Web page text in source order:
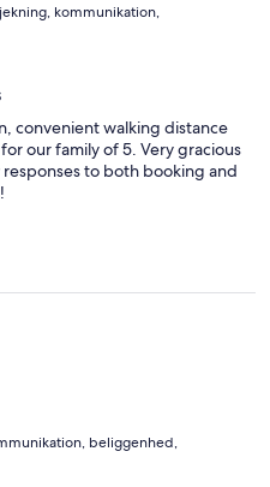
kommunikation,
convenient walking distance
our family of 5. Very gracious
to both booking and
beliggenhed,